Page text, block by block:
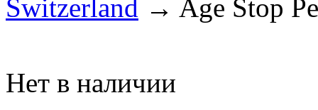
Switzerland → Age Stop
Нет в наличии